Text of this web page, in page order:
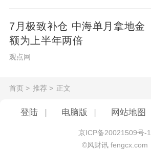
7月极致补仓 中海单月拿地金
额为上半年两倍
观点网
首页 > 推荐 > 正文
登陆 电脑版 网站地图
京ICP备20021509号-1
©风财讯 fengcx.com